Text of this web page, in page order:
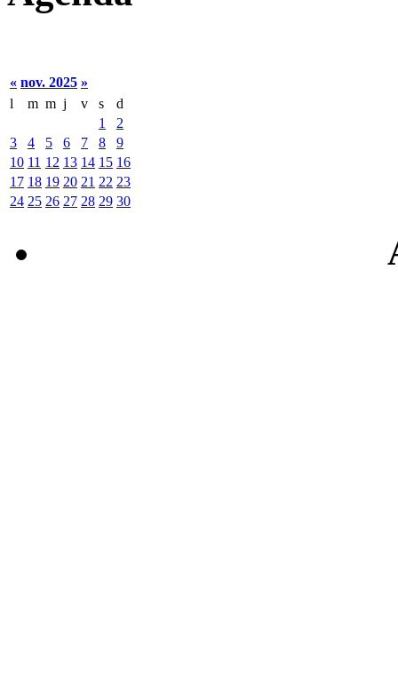
« nov. 2025 »
l
m m j v s
d
1
2
3
4 5 6 7 8
9
10 11 12 13 14 15 16
17 18 19 20 21 22 23
24 25 26 27 28 29 30